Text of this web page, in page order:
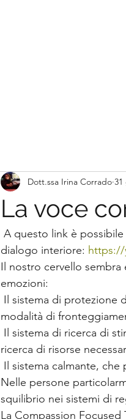
La voce
Dott.ssa Irina Corrado 31
dialogo interiore: https://
Il nostro cervello
emozioni:
modalità di
ricerca di risorse
Il sistema calmante,
Nelle persone
squilibrio nei sistemi di
La Compassion